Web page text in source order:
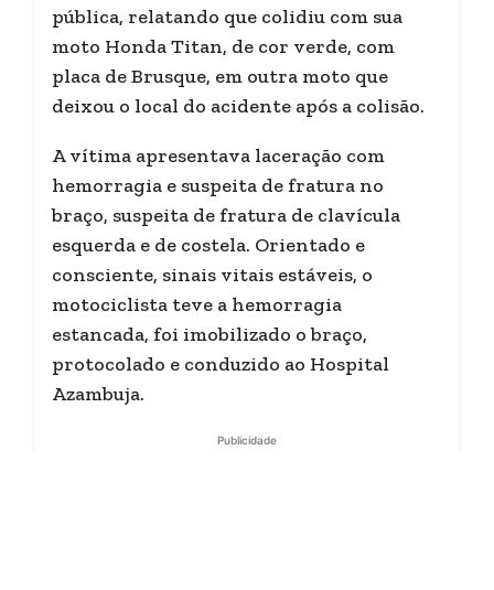
pública, relatando que colidiu com sua
moto Honda Titan, de cor verde, com
placa de Brusque, em outra moto que
deixou o local do acidente após a colisão.
A vítima apresentava laceração com
hemorragia e suspeita de fratura no
braço, suspeita de fratura de clavícula
esquerda e de costela. Orientado e
consciente, sinais vitais estáveis, o
motociclista teve a hemorragia
estancada, foi imobilizado o braço,
protocolado e conduzido ao Hospital
Azambuja.
Publicidade